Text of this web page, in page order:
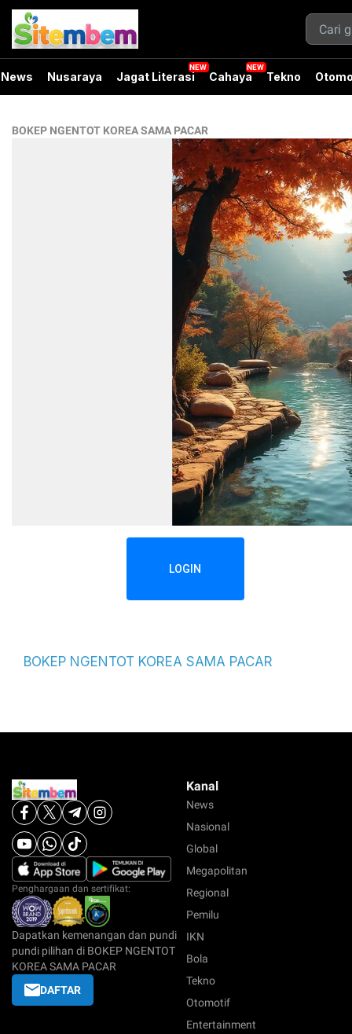
News Nusaraya Jagat Literasi Cahaya Tekno
BOKEP NGENTOT KOREA SAMA PACAR
LOGIN
BOKEP NGENTOT KOREA SAMA PACAR
Penghargaan dan sertifikat:
Dapatkan kemenangan dan pundi
pundi pilihan di BOKEP NGENTOT
KOREA SAMA PACAR
DAFTAR
Kanal
News
Nasional
Global
Megapolitan
Regional
Pemilu
IKN
Bola
Tekno
Otomotif
Entertainment